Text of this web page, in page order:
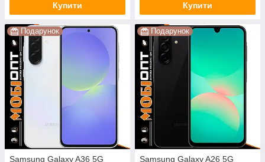
Купити Купити
Подарунок
Samsung Galaxy A36 5G
Подарунок
Samsung Galaxy A26 5G